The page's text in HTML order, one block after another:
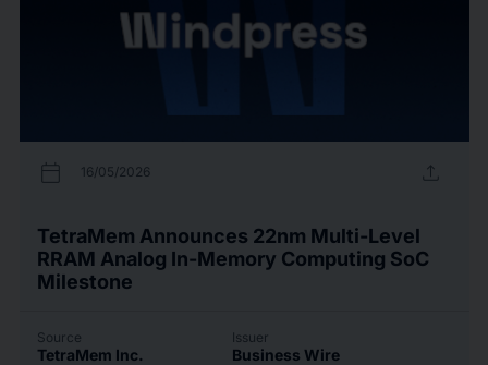
calendar_today 16/05/2026 upload
TetraMem Announces 22nm Multi-Level
RRAM Analog In-Memory Computing SoC
Milestone
Source
TetraMem Inc.
Issuer
Business Wire